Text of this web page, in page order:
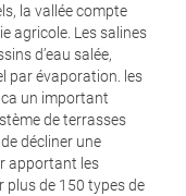
la vallée compte
agricole. Les salines
d’eau salée,
par évaporation. les
un important
de terrasses
décliner une
apportant les
plus de 150 types de